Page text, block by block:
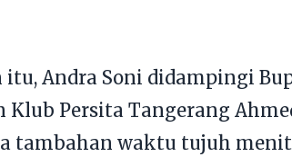
Andra Soni didampingi
Klub Persita Tangerang
tambahan waktu tujuh menit